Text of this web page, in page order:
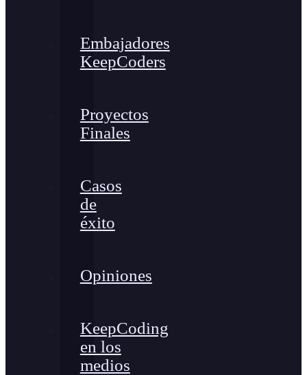
Embajadores
KeepCoders
Proyectos
Finales
Casos
de
éxito
Opiniones
KeepCoding
en los
medios